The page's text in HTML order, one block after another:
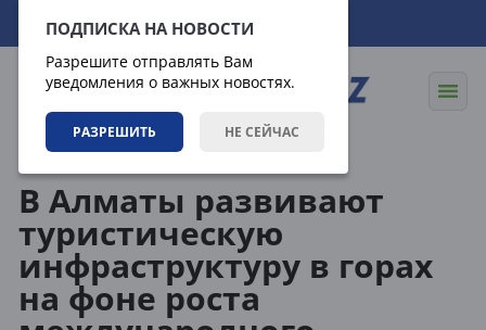
ПОДПИСКА НА НОВОСТИ
Разрешите отправлять Вам
уведомления о важных новостях.
РАЗРЕШИТЬ НЕ СЕЙЧАС
06.08.2026 22:20:40
В Алматы развивают
туристическую
инфраструктуру в горах
на фоне роста